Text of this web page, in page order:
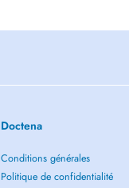
Doctena
Conditions générales
Politique de confidentialité